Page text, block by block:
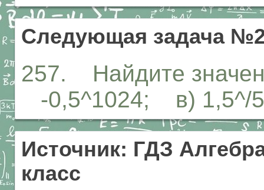
Следующая задача
257. Найдите
-0,5^1024; в) 1,5^/
Источник: ГДЗ
класс